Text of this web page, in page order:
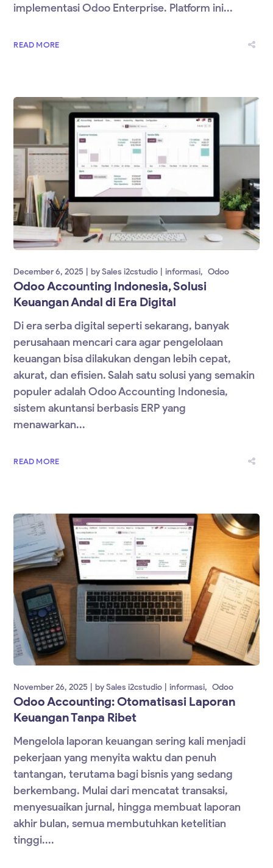
implementasi Odoo Enterprise. Platform ini...
READ MORE
December 6, 2025 bySales i2cstudio informasi Odoo
Odoo Accounting Indonesia, Solusi
Keuangan Andal di Era Digital
Di era serba digital seperti sekarang, banyak
perusahaan mencari cara agar pengelolaan
keuangan bisa dilakukan dengan lebih cepat,
akurat, dan efisien. Salah satu solusi yang semakin
populer adalah Odoo Accounting Indonesia,
sistem akuntansi berbasis ERP yang
menawarkan...
READ MORE
November 26, 2025 bySales i2cstudio informasi Odoo
Odoo Accounting: Otomatisasi Laporan
Keuangan Tanpa Ribet
Mengelola laporan keuangan sering kali menjadi
pekerjaan yang menyita waktu dan penuh
tantangan, terutama bagi bisnis yang sedang
berkembang. Mulai dari mencatat transaksi,
menyesuaikan jurnal, hingga membuat laporan
akhir bulan, semua membutuhkan ketelitian
tinggi....